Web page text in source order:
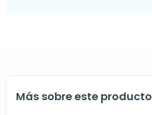
Más sobre este producto